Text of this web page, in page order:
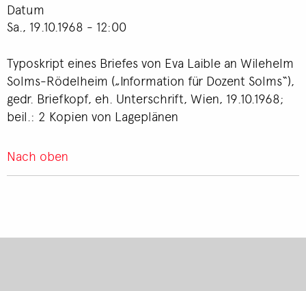
Datum
Sa., 19.10.1968 - 12:00
Typoskript eines Briefes von Eva Laible an Wilehelm
Solms-Rödelheim („Information für Dozent Solms“),
gedr. Briefkopf, eh. Unterschrift, Wien, 19.10.1968;
beil.: 2 Kopien von Lageplänen
Nach oben